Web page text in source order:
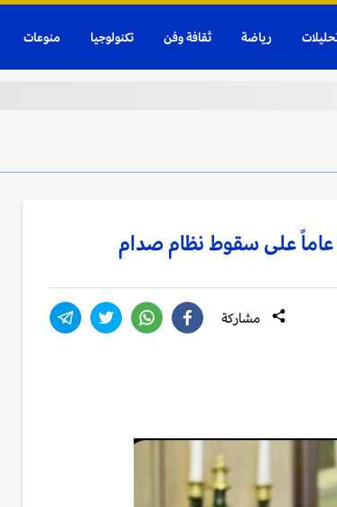
رياضة ثقافة وفن تكنولوجيا منوعات
مشاركة